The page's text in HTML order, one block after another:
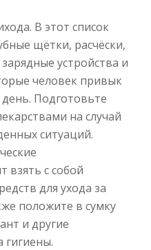
В этот список
щётки, расчёски,
устройства и
человек привык
Подготовьте
на случай
ситуаций.
взять с собой
для ухода за
положите в сумку
и другие
гигиены.